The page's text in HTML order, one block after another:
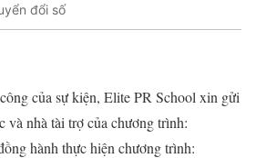
đổi số
của sự kiện, Elite PR School xin gửi
và nhà tài trợ của chương trình:
hành thực hiện chương trình: